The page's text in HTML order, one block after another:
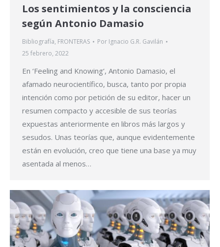
Los sentimientos y la consciencia
según Antonio Damasio
Bibliografía, FRONTERAS Por Ignacio G.R. Gavilán
25 febrero, 2022
En ‘Feeling and Knowing‘, Antonio Damasio, el
afamado neurocientífico, busca, tanto por propia
intención como por petición de su editor, hacer un
resumen compacto y accesible de sus teorías
expuestas anteriormente en libros más largos y
sesudos. Unas teorías que, aunque evidentemente
están en evolución, creo que tiene una base ya muy
asentada al menos…